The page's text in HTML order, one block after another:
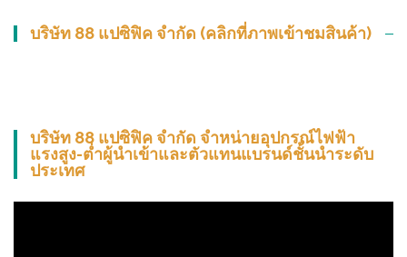
บริษัท 88 แปซิฟิค จำกัด (คลิกที่ภาพเข้าชมสินค้า)
บริษัท 88 แปซิฟิค จำกัด จำหน่ายอุปกรณ์ไฟฟ้า
แรงสูง-ต่ำผู้นำเข้าและตัวแทนแบรนด์ชั้นนำระดับ
ประเทศ